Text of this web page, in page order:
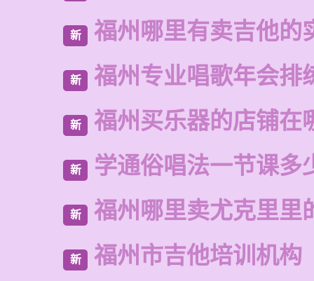
新 福州哪里有卖吉他的
新 福州专业唱歌年会排
新 福州买乐器的店铺在
新 学通俗唱法一节课多
新 福州哪里卖尤克里里
新 福州市吉他培训机构